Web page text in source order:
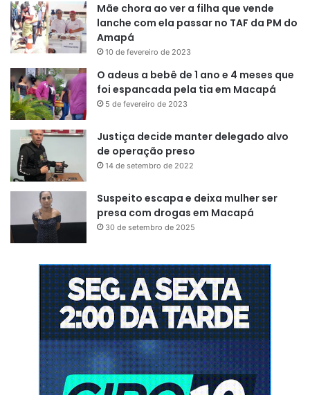
Mãe chora ao ver a filha que vende
lanche com ela passar no TAF da PM do
Amapá
10 de fevereiro de 2023
O adeus a bebê de 1 ano e 4 meses que
foi espancada pela tia em Macapá
5 de fevereiro de 2023
Justiça decide manter delegado alvo
de operação preso
14 de setembro de 2022
Suspeito escapa e deixa mulher ser
presa com drogas em Macapá
30 de setembro de 2025